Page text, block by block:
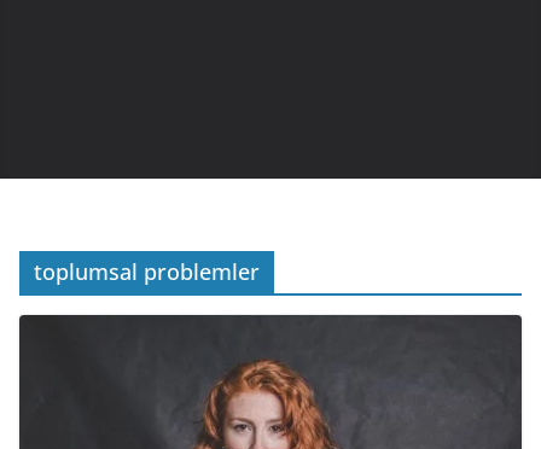
toplumsal problemler